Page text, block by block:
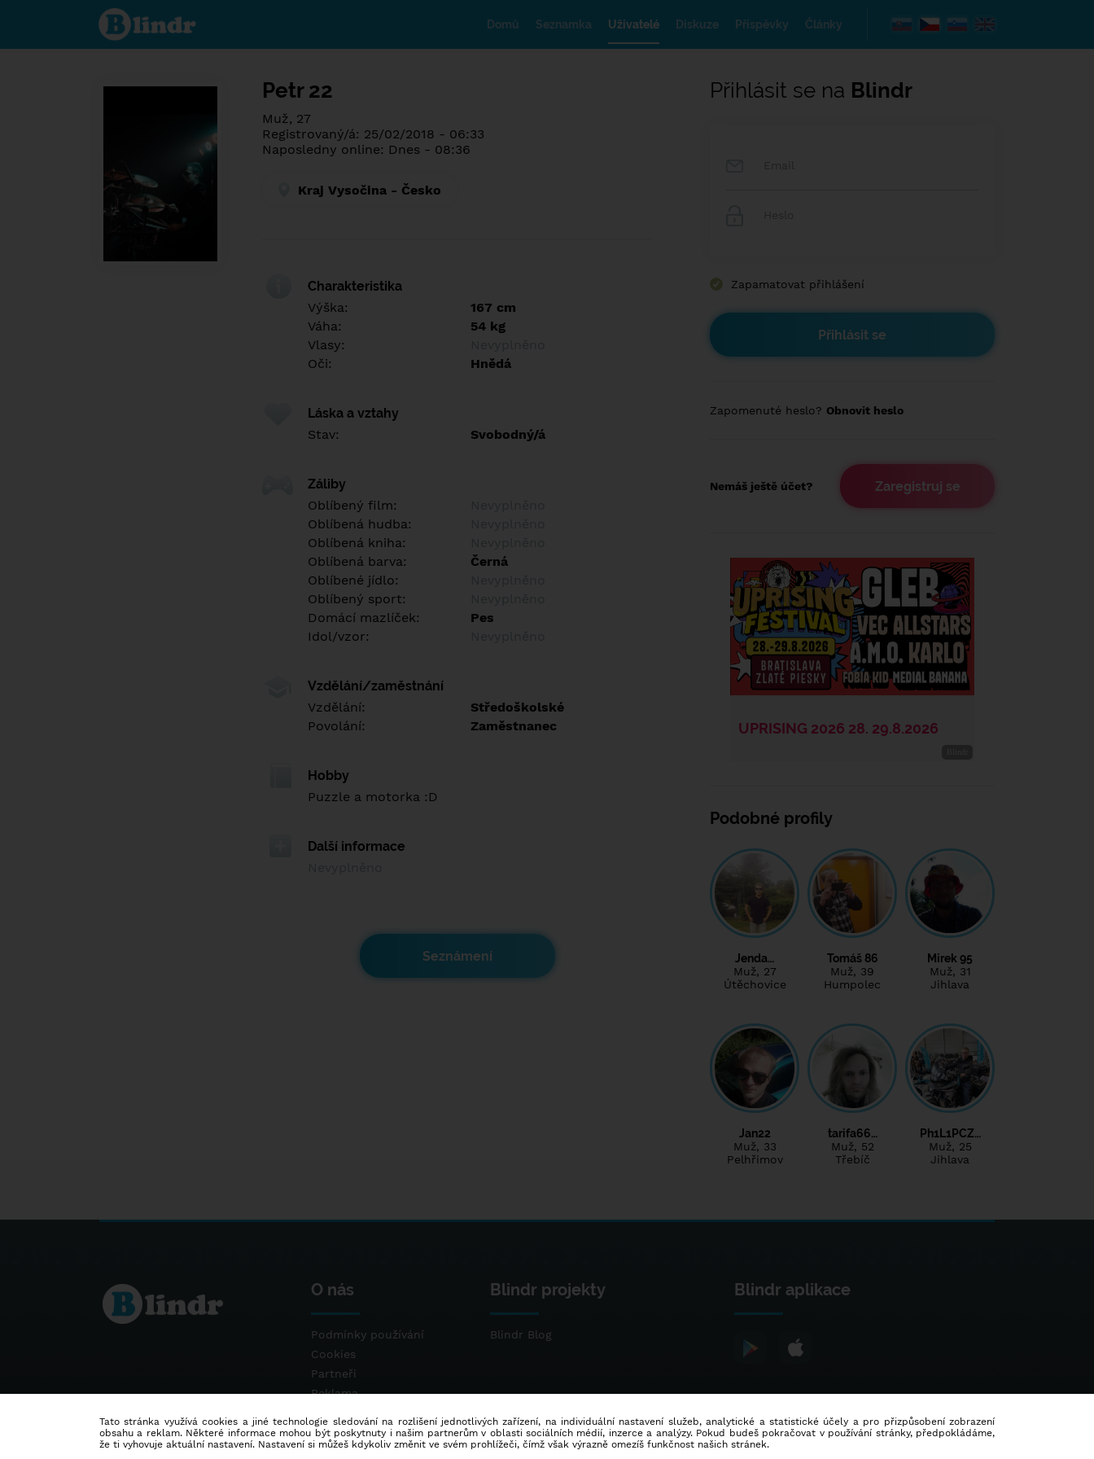
Poznej co je
pod maskou.
Seznamovací
Domů Seznamka Uživatelé Diskuze Příspěvky Články
Petr 22
Muž, 27
Registrovaný/á: 25/02/2018 - 06:33
Naposledny online: Dnes - 08:36
Kraj Vysočina - Česko
Charakteristika
Výška:
167 cm
Váha:
54 kg
Vlasy:
Oči:
Hnědá
Láska a vztahy
Stav:
Svobodný/á
Záliby
Oblíbený film:
Oblíbená hudba:
Oblíbená kniha:
Oblíbená barva:
Černá
Oblíbené jídlo:
Oblíbený sport:
Domácí mazlíček:
Pes
Idol/vzor:
Vzdělání/zaměstnání
Vzdělání:
Středoškolské
Povolání:
Zaměstnanec
Hobby
Puzzle a motorka :D
Další informace
Seznámení
Přihlásit se na Blindr
Zapamatovat přihlášení
Zapomenuté heslo? Obnovit heslo
Nemáš ještě účet? Zaregistruj se
Podobné profily
Jenda…
Muž, 27
Útěchovice
Tomáš 86
Muž, 39
Humpolec
Mirek 95
Muž, 31
Jihlava
Jan22
Muž, 33
Pelhřimov
tarifa66…
Muž, 52
Třebíč
Ph1L1PCZ…
Muž, 25
Jihlava
O nás
Podmínky používání
Cookies
Partneři
Reklama
Blindr projekty
Blindr Blog
Blindr aplikace
Tato stránka využívá cookies a jiné technologie sledování na rozlišení jednotlivých zařízení, na individuální nastavení služeb, analytické a statistické účely a pro přizpůsobení zobrazení
obsahu a reklam. Některé informace mohou být poskytnuty i našim partnerům v oblasti sociálních médií, inzerce a analýzy. Pokud budeš pokračovat v používání stránky, předpokládáme,
že ti vyhovuje aktuální nastavení. Nastavení si můžeš kdykoliv změnit ve svém prohlížeči, čímž však výrazně omezíš funkčnost našich stránek.